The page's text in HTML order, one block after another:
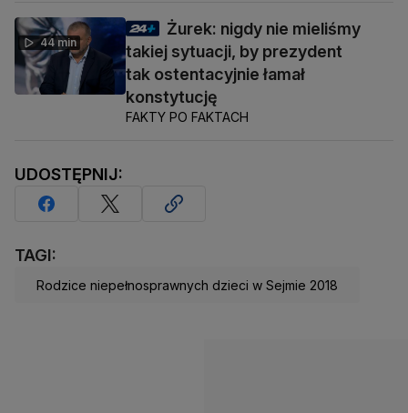
44 min
Żurek: nigdy nie mieliśmy
takiej sytuacji, by prezydent
tak ostentacyjnie łamał
konstytucję
FAKTY PO FAKTACH
UDOSTĘPNIJ:
TAGI:
Rodzice niepełnosprawnych dzieci w Sejmie 2018